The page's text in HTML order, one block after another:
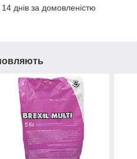
днів за домовленістю